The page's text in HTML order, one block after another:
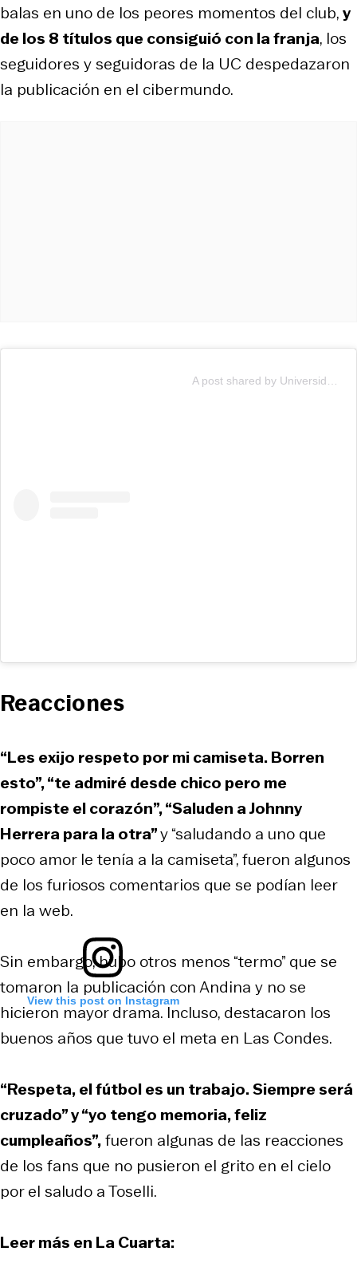
balas en uno de los peores momentos del club,y
de los 8 títulos que consiguió con la franja, los
seguidores y seguidoras de la UC despedazaron
la publicación en el cibermundo.
View this post on Instagram
Reacciones
“Les exijo respeto por mi camiseta. Borren
esto”, “te admiré desde chico pero me
rompiste el corazón”, “Saluden a Johnny
Herrera para la otra”y “saludando a uno que
poco amor le tenía a la camiseta”, fueron algunos
de los furiosos comentarios que se podían leer
en la web.
Sin embargo, hubo otros menos “termo” que se
tomaron la publicación con Andina y no se
hicieron mayor drama. Incluso, destacaron los
buenos años que tuvo el meta en Las Condes.
“Respeta, el fútbol es un trabajo. Siempre será
cruzado” y “yo tengo memoria, feliz
cumpleaños”,fueron algunas de las reacciones
de los fans que no pusieron el grito en el cielo
por el saludo a Toselli.
Leer más en La Cuarta: